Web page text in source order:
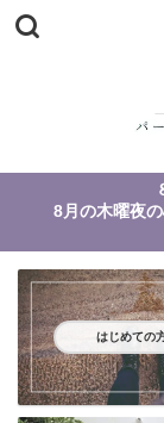
8月の木曜夜
はじめての